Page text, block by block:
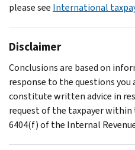
please see International
Disclaimer
Conclusions are based on
response to the questions you
constitute written advice in
request of the taxpayer
6404(f) of the Internal